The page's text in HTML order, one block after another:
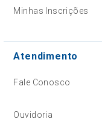
Minhas Inscrições
Atendimento
Fale Conosco
Ouvidoria